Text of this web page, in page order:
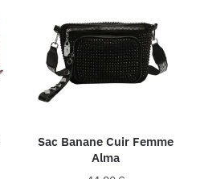
Sac Banane Cuir Femme
Alma